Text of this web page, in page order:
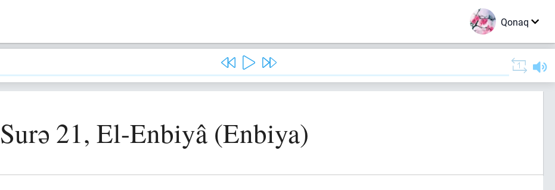
Qonaq
Surə 21, El-Enbiyâ (Enbiya)